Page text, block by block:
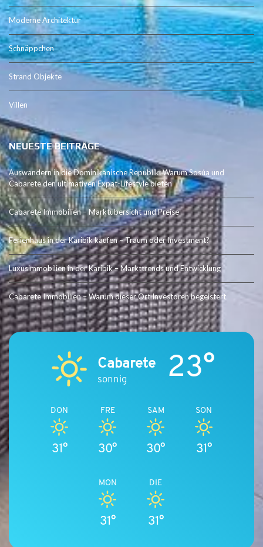
Moderne Architektur
Schnäppchen
Strand Objekte
Villen
NEUESTE BEITRÄGE
Auswandern in die Dominikanische Republik: Warum Sosúa und
Cabarete den ultimativen Expat-Lifestyle bieten
Cabarete Immobilien – Marktübersicht und Preise
Ferienhaus in der Karibik kaufen – Traum oder Investment?
Luxusimmobilien in der Karibik – Markttrends und Entwicklung
Cabarete Immobilien – Warum dieser Ort Investoren begeistert
Cabarete
sonnig 23°
DON
31°
FRE
30°
SAM
30°
SON
31°
MON
31°
DIE
31°